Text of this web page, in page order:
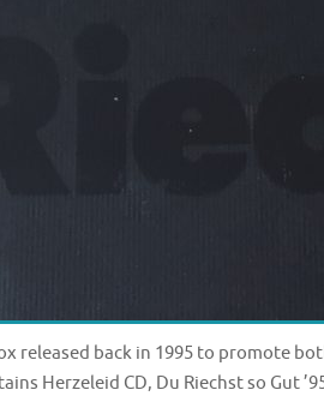
released back in 1995 to promote
Herzeleid CD, Du Riechst so Gut